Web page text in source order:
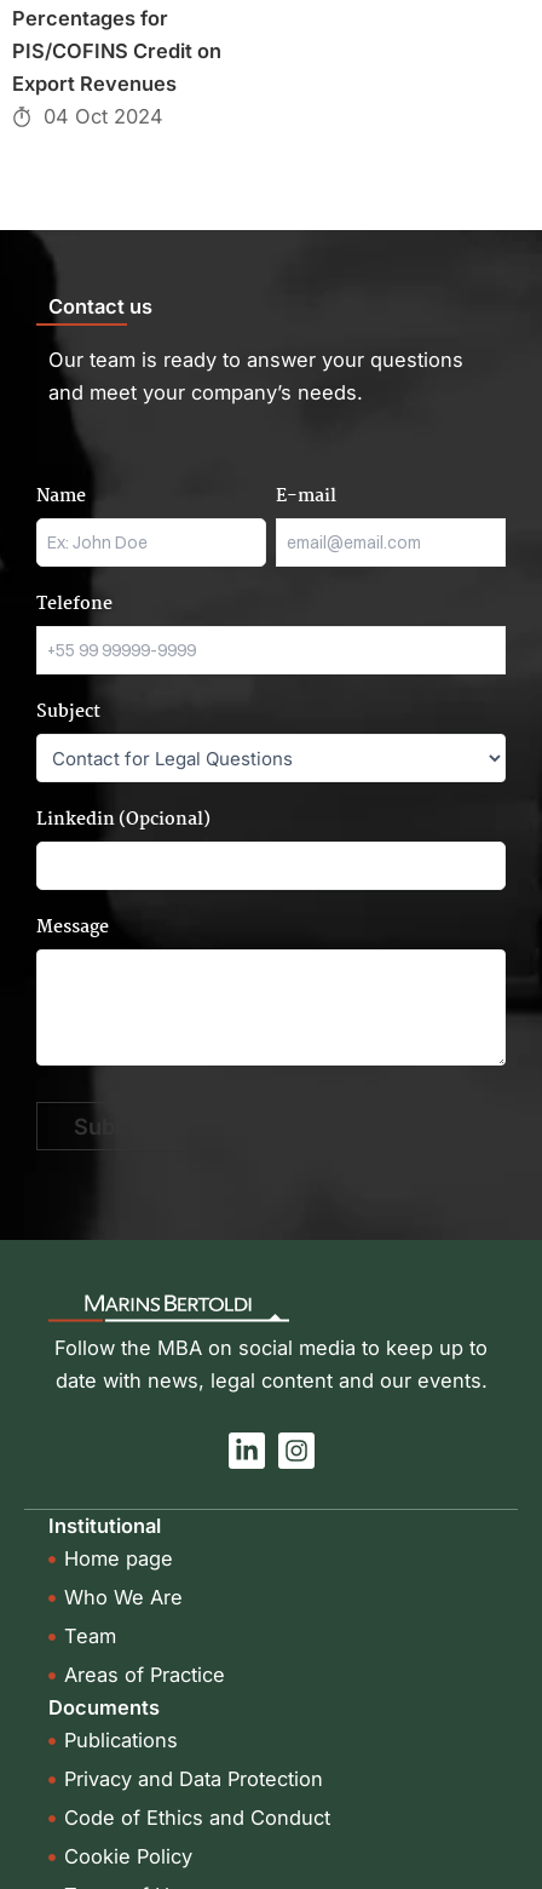
Percentages for
PIS/COFINS Credit on
Export Revenues
04 Oct 2024
Contact us
Our team is ready to answer your questions
and meet your company’s needs.
Name E-mail
Telefone
Subject
Linkedin (Opcional)
Message
Submit
Follow the MBA on social media to keep up to
date with news, legal content and our events.
L
i
k
I
n
t
Institutional
Home page
Who We Are
Team
Areas of Practice
Documents
Publications
Privacy and Data Protection
Code of Ethics and Conduct
Cookie Policy